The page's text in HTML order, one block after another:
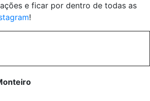
e ficar por dentro de todas as
!